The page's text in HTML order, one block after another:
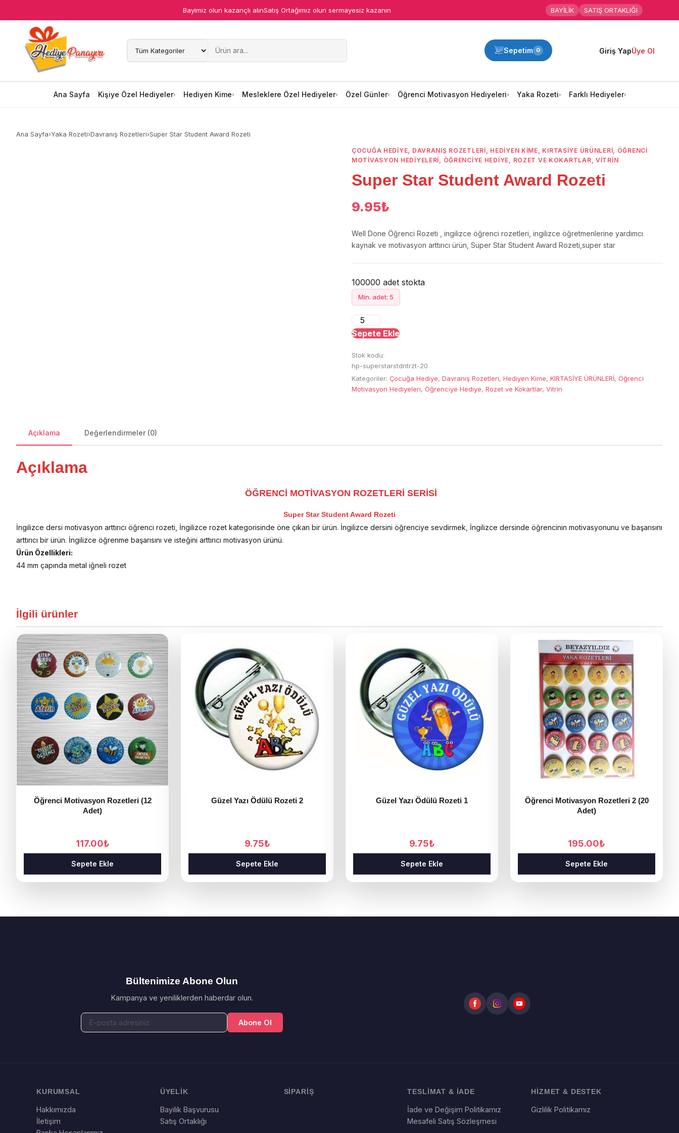
Bayimiz olun kazançlı alınSatış Ortağımız olun sermayesiz kazanın BAYİLİK SATIŞ ORTAKLIĞI
Sepetim 0 Giriş YapÜye Ol
Ana Sayfa Kişiye Özel Hediyeler Hediyen Kime Mesleklere Özel Hediyeler Özel Günler Öğrenci Motivasyon Hediyeleri Yaka Rozeti Farklı Hediyeler
Ana Sayfa
Kişiye Özel Hediyeler
Hediyen Kime
Ana Sayfa›Yaka Rozeti›Davranış Rozetleri›Super Star Student Award Rozeti
ÇOCUĞA HEDIYE DAVRANIŞ ROZETLERI HEDIYEN KIME KIRTASİYE ÜRÜNLERİ
ÖĞRENCI
MOTIVASYON HEDIYELERI
ÖĞRENCIYE HEDIYE ROZET VE KOKARTLAR VITRIN
Super Star Student Award Rozeti
9.95₺
Well Done Öğrenci Rozeti , ingilizce öğrenci rozetleri, ingilizce öğretmenlerine yardımcı
kaynak ve motivasyon arttırıcı ürün, Super Star Student Award Rozeti,super star
100000 adet stokta
Min. adet: 5
Super
Star
Award
Rozeti
adet
Sepete Ekle
Stok kodu:
hp-superstarstdntrzt-20
Kategoriler: Çocuğa Hediye, Davranış Rozetleri, Hediyen Kime, KIRTASİYE ÜRÜNLERİ, Öğrenci
Motivasyon Hediyeleri, Öğrenciye Hediye, Rozet ve Kokartlar, Vitrin
Açıklama Değerlendirmeler (0)
Açıklama
ÖĞRENCİ MOTİVASYON ROZETLERİ SERİSİ
Super Star Student Award Rozeti
İngilizce dersi motivasyon arttırıcı öğrenci rozeti, İngilizce rozet kategorisinde öne çıkan bir ürün. İngilizce dersini öğrenciye sevdirmek, İngilizce dersinde öğrencinin motivasyonunu ve başarısını
arttırıcı bir ürün. İngilizce öğrenme başarısını ve isteğini arttırıcı motivasyon ürünü.
Ürün Özellikleri:
44 mm çapında metal iğneli rozet
İlgili ürünler
Öğrenci Motivasyon Rozetleri (12
Adet)
117.00₺
Sepete Ekle
Güzel Yazı Ödülü Rozeti 2
9.75₺
Sepete Ekle
Güzel Yazı Ödülü Rozeti 1
9.75₺
Sepete Ekle
Öğrenci Motivasyon Rozetleri 2 (20
Adet)
195.00₺
Sepete Ekle
Bültenimize Abone Olun
Kampanya ve yeniliklerden haberdar olun.
Abone Ol
KURUMSAL
Hakkımızda
İletişim
ÜYELİK
Bayilik Başvurusu
Satış Ortaklığı
SİPARİŞ TESLİMAT & İADE
İade ve Değişim Politikamız
Mesafeli Satış Sözleşmesi
HİZMET & DESTEK
Gizlilik Politikamız